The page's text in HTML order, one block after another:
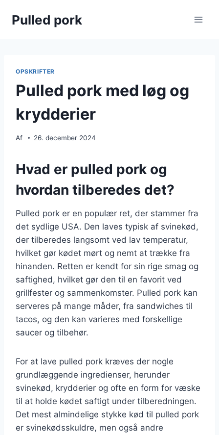
Pulled pork
OPSKRIFTER
Pulled pork med løg og
krydderier
Af 26. december 2024
Hvad er pulled pork og
hvordan tilberedes det?
Pulled pork er en populær ret, der stammer fra
det sydlige USA. Den laves typisk af svinekød,
der tilberedes langsomt ved lav temperatur,
hvilket gør kødet mørt og nemt at trække fra
hinanden. Retten er kendt for sin rige smag og
saftighed, hvilket gør den til en favorit ved
grillfester og sammenkomster. Pulled pork kan
serveres på mange måder, fra sandwiches til
tacos, og den kan varieres med forskellige
saucer og tilbehør.
For at lave pulled pork kræves der nogle
grundlæggende ingredienser, herunder
svinekød, krydderier og ofte en form for væske
til at holde kødet saftigt under tilberedningen.
Det mest almindelige stykke kød til pulled pork
er svinekødsskuldre, men også andre